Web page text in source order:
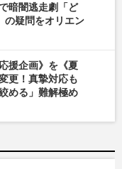
暗闇逃走劇「ど
の疑問をオリエン
援企画》を《夏
更！真摯対応も
める」難解極め